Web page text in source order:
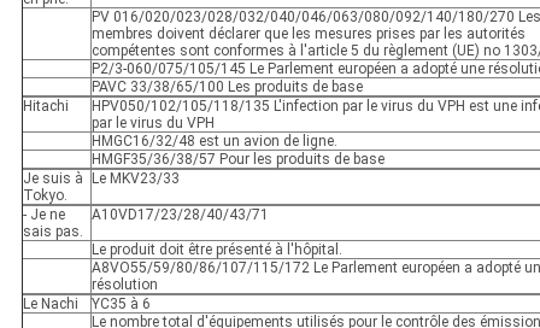
PV 016/020/023/028/032/040/046/063/080/092/140/180/270
membres doivent déclarer que les mesures prises par les autorités
compétentes sont conformes à l'article 5 du règlement (UE) no
P2/3-060/075/105/145 Le Parlement européen a adopté une
PAVC 33/38/65/100 Les produits de base
Hitachi
HPV050/102/105/118/135 L'infection par le virus du VPH est une
par le virus du VPH
HMGC16/32/48 est un avion de ligne.
HMGF35/36/38/57 Pour les produits de base
Je suis à
Tokyo.
Le MKV23/33
- Je ne
sais pas.
A10VD17/23/28/40/43/71
Le produit doit être présenté à l'hôpital.
A8VO55/59/80/86/107/115/172 Le Parlement européen a adopté
résolution
Le Nachi
YC35 à 6
Le nombre total d'équipements utilisés pour le contrôle des